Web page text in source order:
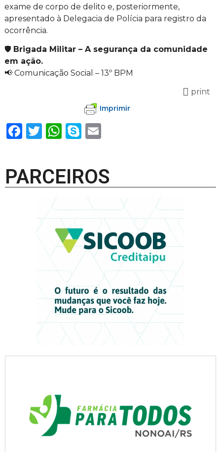
exame de corpo de delito e, posteriormente,
apresentado à Delegacia de Polícia para registro da
ocorrência.
🛡️ Brigada Militar – A segurança da comunidade
em ação.
📢 Comunicação Social – 13º BPM
print
Imprimir
Facebook
Twitter
WhatsApp
SkypeEmail
PARCEIROS